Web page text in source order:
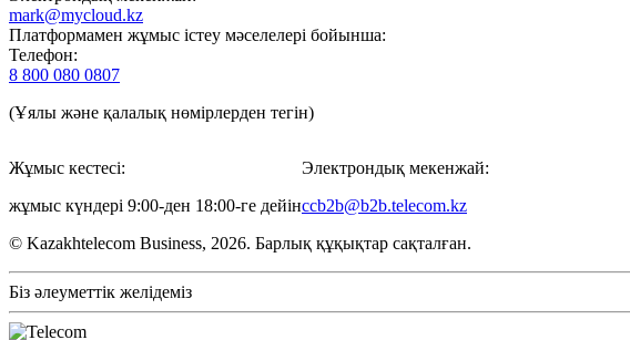
mark@mycloud.kz
Платформамен жұмыс істеу мәселелері бойынша:
Телефон:
8 800 080 0807
(Ұялы және қалалық нөмірлерден тегін)
Жұмыс кестесі:
жұмыс күндері 9:00-ден 18:00-ге дейін
Электрондық мекенжай:
ccb2b@b2b.telecom.kz
© Kazakhtelecom Business, 2026. Барлық құқықтар сақталған.
Біз әлеуметтік желідеміз